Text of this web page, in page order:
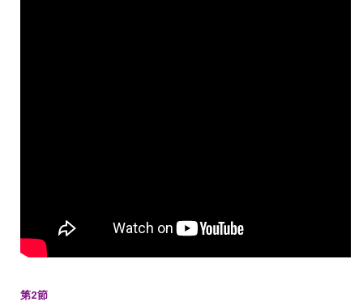
第2節